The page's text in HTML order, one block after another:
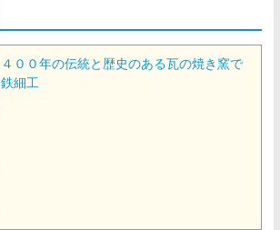
４００年の伝統と歴史のある瓦の焼き窯で
鉄細工